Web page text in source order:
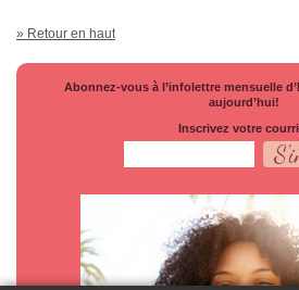
» Retour en haut
Abonnez-vous à l’infolettre mensuelle
aujourd’hui!
Inscrivez votre